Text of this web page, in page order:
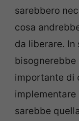
sarebbero
cosa
da liberare. In
bisognerebbe
importante di
sarebbe